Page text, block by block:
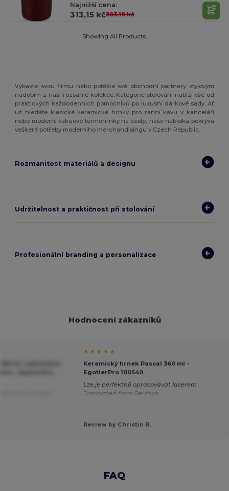
Najnižší cena:
313,15 kč383,18 kč
Showing All Products.
Vybavte svou firmu nebo potěšte své obchodní partnery stylovým
nádobím z naší rozsáhlé kolekce. Kategorie stolování nabízí vše od
praktických každodenních pomocníků po luxusní dárkové sady. Ať
už hledáte klasické keramické hrnky pro ranní kávu v kanceláři
nebo moderní vakuové termohrnky na cesty, naše nabídka pokrývá
veškeré potřeby moderního merchandisingu v Czech Republic.
Rozmanitost materiálů a designu
Udržitelnost a praktičnost při stolování
Profesionální branding a personalizace
Hodnocení zákazníků
★ ★ ★ ★ ★
Keramický hrnek Pascal 360 ml -
EgotierPro 100540
Lze je perfektně opracovávat laserem
Translated from Deutsch
Review by Christin B.
FAQ